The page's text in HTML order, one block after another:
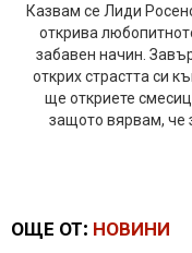
Казвам се Лиди
открива
забавен начин.
открих страстта си
ще откриете
защото вярвам, че
ОЩЕ ОТ: НОВИНИ